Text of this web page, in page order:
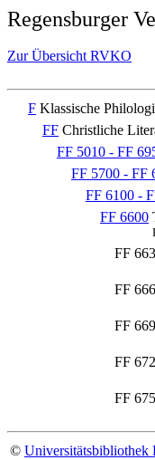
Regensburger
Zur Übersicht RVKO
F Klassische
FF Christliche
FF 5010 - FF
FF 5700 - FF
FF 6100 -
FF 6600
FF
FF
FF
FF
FF
© Universitätsbibliothek